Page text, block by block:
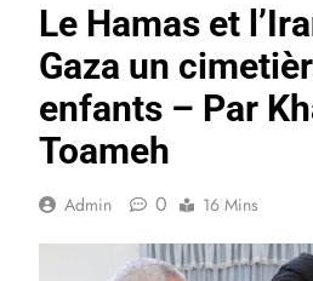
Le Hamas et
Gaza un
enfants – Par
Toameh
Admin 0 16 Mins